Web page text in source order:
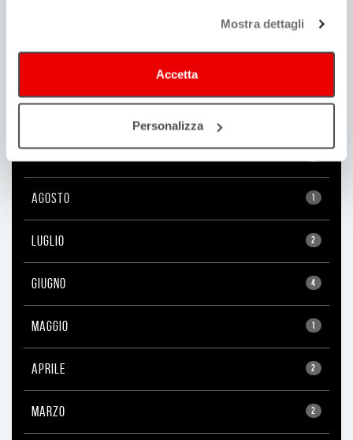
Mostra dettagli
Accetta
Personalizza
2025
1
AGOSTO
2
LUGLIO
4
GIUGNO
1
MAGGIO
2
APRILE
2
MARZO